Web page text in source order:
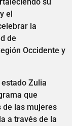
el
la
de
Occidente y
Zulia
que
de las mujeres
a través de la